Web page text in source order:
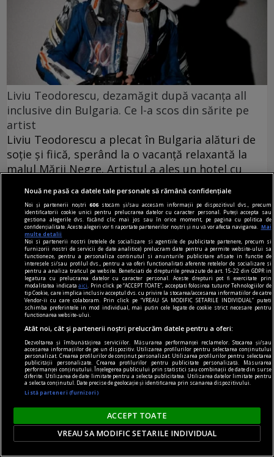
Liviu Teodorescu, dezamăgit după vacanța all
inclusive din Bulgaria. Ce l-a scos din sărite pe
artist
Liviu Teodorescu a plecat în Bulgaria alături de
soție și fiică, sperând la o vacanță relaxantă la
malul Mării Negre. Artistul a ales un hotel cu
la nivelul așteptărilor sale.
Așa arată aglomerația până la refuz! Canicula a
golit străzile și a umplut piscinele din China
Valul de căldură care a cuprins nord-estul Chinei
i-a determinat pe oameni să caute refugiu în
bazine și parcuri acvatice, unde temperaturile
Nouă ne pasă ca datele tale personale să rămână confidențiale
Noi și partenerii noștri606 stocăm și/sau accesăm informații pe dispozitivul dvs., precum
identificatorii cookie unici pentru prelucrarea datelor cu caracter personal. Puteți accepta sau
gestiona alegerile dvs. făcând clic mai jos sau în orice moment, pe pagina cu politica de
confidențialitate. Aceste alegeri vor fi raportate partenerilor noștri și nu vă vor afecta navigarea.
Mai
multe detalii
Noi si partenerii nostri (retelele de socializare si agentiile de publicitate partenere, precum si
furnizorii nostri de servicii de date analitice) prelucram date pentru a permite website-ului sa
functioneze, pentru a personaliza continutul si anunturile publicitare afisate in functie de
interesele si/sau profilul dvs., pentru a va oferi functionalitati aferente retelelor de socializare si
pentru a analiza traficul pe website. Beneficiati de drepturile prevazute de art. 15-22 din GDPR in
legatura cu prelucrarea datelor cu caracter personal. Aceste drepturi pot fi exercitate prin
modalitatea indicataaici
. Prin click pe “ACCEPT TOATE”, acceptati folosirea tuturor Tehnologiilor de
tip Cookie, care implica inclusiv acceptul dvs. cu privire la stocarea/accesarea informatiilor de catre
Vendor-ii cu care colaboram. Prin click pe “VREAU SA MODIFIC SETARILE INDIVIDUAL” puteti
schimba preferintele in mod individual, mai putin cele legate de cookie strict necesare pentru
functionarea website-ului.
Atât noi, cât și partenerii noștri prelucrăm datele pentru a oferi:
Dezvoltarea și îmbunătățirea serviciilor. Măsurarea performanței reclamelor. Stocarea și/sau
accesarea informațiilor de pe un dispozitiv. Utilizarea profilurilor pentru selectarea conținutului
personalizat. Crearea profilurilor de conținut personalizat. Utilizarea profilurilor pentru selectarea
publicității personalizate. Crearea profilurilor pentru publicitate personalizată. Măsurarea
performanței conținutului. Înțelegerea publicului prin statistici sau combinații de date din surse
diferite. Utilizarea de date limitate pentru a selecta publicitatea. Utilizarea datelor limitate pentru
a selecta conținutul. Date precise de geolocație și identificarea prin scanarea dispozitivului.
Listă parteneri (furnizori)
ACCEPT TOATE
VREAU SA MODIFIC SETARILE INDIVIDUAL